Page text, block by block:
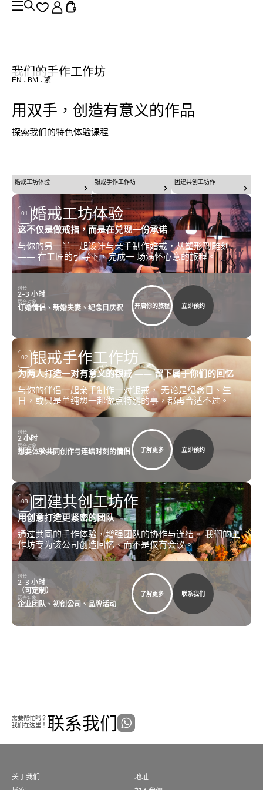
EN BM 繁
我们的手作工作坊
用双手，创造有意义的作品
探索我们的特色体验课程
婚戒工坊体验 银戒手作工作坊 团建共创工坊作
01 婚戒工坊体验
这不仅是做戒指，而是在兑现一份承诺
与你的另一半一起设计与亲手制作婚戒，从塑形到雕刻
—— 在工匠的引导下，完成一 场满怀心意的旅程。
时长
2–3 小时
适合对象
订婚情侣、新婚夫妻、纪念日庆祝 开启你的旅程 立即预约
02 银戒手作工作坊
为两人打造一对有意义的银戒 —— 留下属于你们的回忆
与你的伴侣一起亲手制作一对银戒， 无论是纪念日、生
日，或只是单纯想一起做点特别的事，都再合适不过。
时长
2 小时
适合对象
想要体验共同创作与连结时刻的情侣 了解更多 立即预约
03 团建共创工坊作
用创意打造更紧密的团队
通过共同的手作体验，增强团队的协作与连结。 我们的工
作坊专为该公司创造回忆、而不是仅有会议。
时长
2–3 小时
（可定制）
适合对象
企业团队、初创公司、品牌活动
了解更多 联系我们
需要帮忙吗？
我们在这里！ 联系我们
关于我们
地址